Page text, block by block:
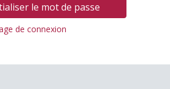
le mot de passe
de connexion